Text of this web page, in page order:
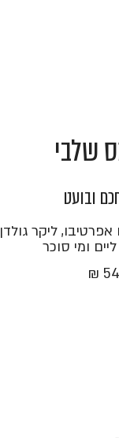
שלבי
ובועט
אפרטיבו, ליקר גולדן
ומי סוכר
54 ₪